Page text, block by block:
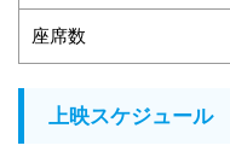
座席数
上映スケジュール